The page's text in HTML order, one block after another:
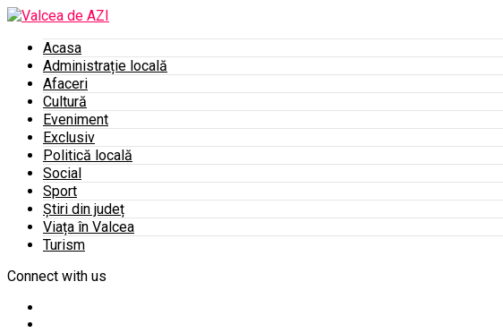
Acasa
Administrație locală
Afaceri
Cultură
Eveniment
Exclusiv
Politică locală
Social
Sport
Știri din județ
Viața în Valcea
Turism
Connect with us